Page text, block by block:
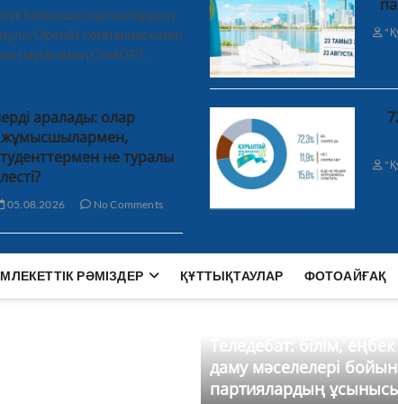
бойынша партиялардың
OpenAI компаниясымен
мұғалімнің ChatGPT…
аралады: олар
жұмысшылармен,
не туралы
05.08.2026 No Comments
РӘМІЗДЕР ҚҰТТЫҚТАУЛАР ФОТОАЙҒАҚ
Теледебат: білім,
даму мәселелері
партиялардың